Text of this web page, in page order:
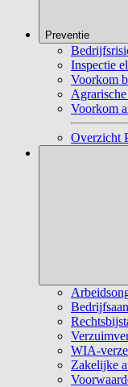
Preventie
Inspectie
Voorkom
Voorkom
Overzicht
WIA-
Zakelijke